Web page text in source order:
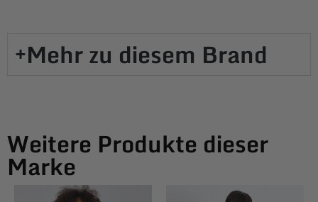
Mehr zu diesem Brand​
Weitere Produkte dieser
Marke